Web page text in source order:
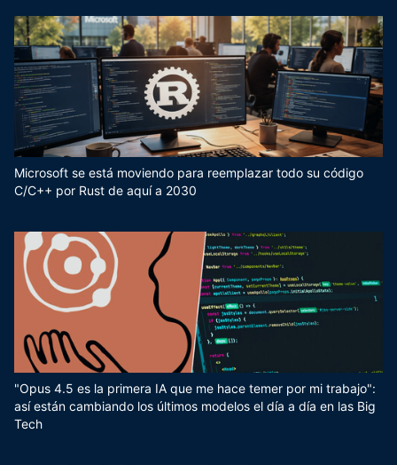
Microsoft se está moviendo para reemplazar todo su código
C/C++ por Rust de aquí a 2030
"Opus 4.5 es la primera IA que me hace temer por mi trabajo":
así están cambiando los últimos modelos el día a día en las Big
Tech